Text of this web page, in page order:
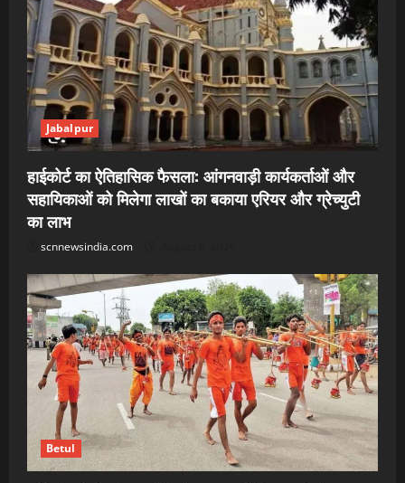
Jabalpur
हाईकोर्ट का ऐतिहासिक फैसला: आंगनवाड़ी कार्यकर्ताओं और
सहायिकाओं को मिलेगा लाखों का बकाया एरियर और ग्रेच्युटी
का लाभ
scnnewsindia.com
Betul